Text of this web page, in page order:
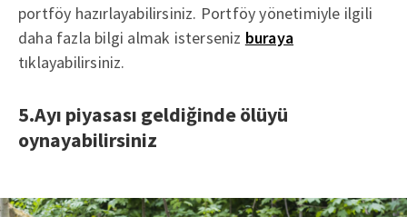
portföy hazırlayabilirsiniz. Portföy yönetimiyle ilgili
daha fazla bilgi almak isterseniz buraya
tıklayabilirsiniz.
5.Ayı piyasası geldiğinde ölüyü
oynayabilirsiniz